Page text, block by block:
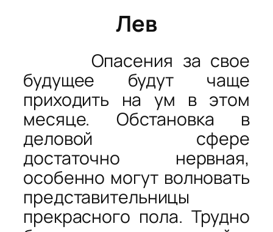
Лев
Опасения за свое
будущее будут чаще
приходить на ум в этом
месяце. Обстановка в
деловой сфере
достаточно нервная,
особенно могут волновать
представительницы
прекрасного пола. Трудно